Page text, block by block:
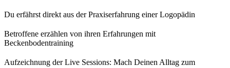
Du erfährst direkt aus der Praxiserfahrung einer Logopädin
Betroffene erzählen von ihren Erfahrungen mit
Beckenbodentraining
Aufzeichnung der Live Sessions: Mach Deinen Alltag zum